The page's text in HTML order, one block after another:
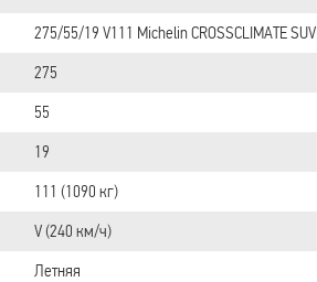
275/55/19 V111 Michelin CROSSCLIMATE SUV
275
55
19
111 (1090 кг)
V (240 км/ч)
Летняя